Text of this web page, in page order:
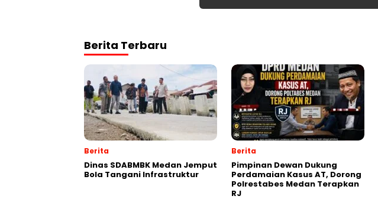
Berita Terbaru
Berita
Dinas SDABMBK Medan Jemput
Bola Tangani Infrastruktur
Berita
Pimpinan Dewan Dukung
Perdamaian Kasus AT, Dorong
Polrestabes Medan Terapkan
RJ